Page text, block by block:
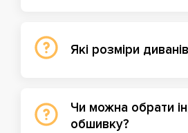
Які розміри
Чи можна обрати
обшивку?